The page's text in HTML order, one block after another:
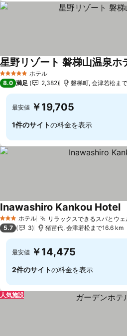
5 ホテルのランク
ホテル
星野リゾート 磐梯山温泉ホ
8.0 満足 2,382 磐梯町, 会津若松ま
最安値 ￥19,705
1件のサイトの料金を表示
3 ホテルのランク
ホテル リラックスできるスパとウ
Inawashiro Kankou Hotel
5.7 3 猪苗代, 会津若松まで16.6 km
最安値 ￥14,475
2件のサイトの料金を表示
人気施設